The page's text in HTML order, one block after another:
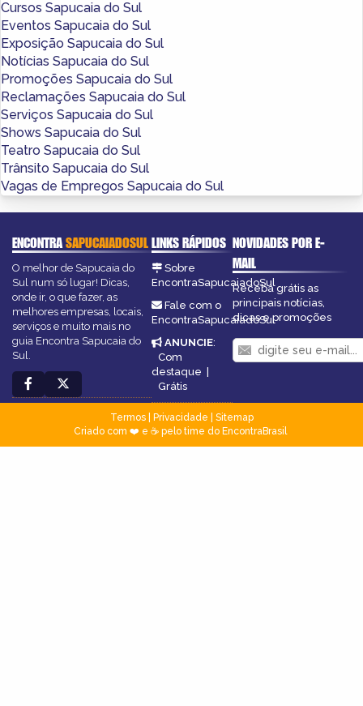
Cursos Sapucaia do Sul
Eventos Sapucaia do Sul
Exposição Sapucaia do Sul
Notícias Sapucaia do Sul
Promoções Sapucaia do Sul
Reclamações Sapucaia do Sul
Serviços Sapucaia do Sul
Shows Sapucaia do Sul
Teatro Sapucaia do Sul
Trânsito Sapucaia do Sul
Vagas de Empregos Sapucaia do Sul
ENCONTRASAPUCAIADOSUL
O melhor de Sapucaia do
Sul num só lugar! Dicas,
onde ir, o que fazer, as
melhores empresas, locais,
serviços e muito mais no
guia Encontra Sapucaia do
Sul.
LINKS RÁPIDOS
Sobre
EncontraSapucaiadoSul
Fale com o
EncontraSapucaiadoSul
ANUNCIE:
Com
destaque
Grátis
NOVIDADES POR E-
MAIL
Receba grátis as
principais notícias,
dicas e promoções
Termos| Privacidade
Sitemap
Criado com ❤️ e ☕ pelo time do EncontraBrasil